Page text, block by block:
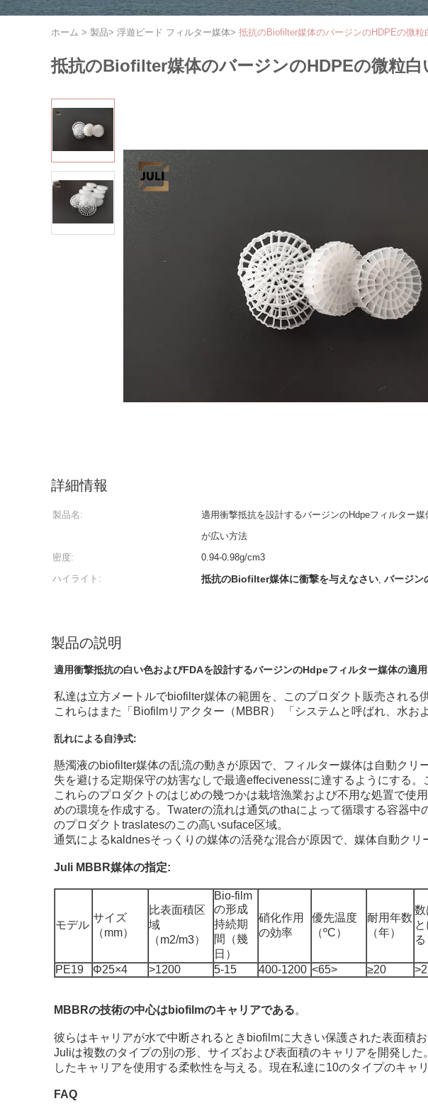
ホーム > 製品> 浮遊ビード フィルター媒体> 抵抗のBiofilter媒体のバージンのHDPEの微
抵抗のBiofilter媒体のバージンのHDPEの微粒
詳細情報
製品名:
適用衝撃抵抗を設計するバージンのHdpeフィルター媒
が広い方法
密度: 0.94-0.98g/cm3
ハイライト:
抵抗のBiofilter媒体に衝撃を与えなさい, バージン
製品の説明
適用衝撃抵抗の白い色およびFDAを設計するバージンのHdpeフィルター媒体の適
私達は立方メートルでbiofilter媒体の範囲を、このプロダクト販売される
これらはまた「Biofilmリアクター（MBBR） 「システムと呼ばれ、水お
乱れによる自浄式:
懸濁液のbiofilter媒体の乱流の動きが原因で、フィルター媒体は自動ク
失を避ける定期保守の妨害なしで最適effecivenessに達するようにする
これらのプロダクトのはじめの幾つかは栽培漁業および不用な処置で使
めの環境を作成する。Twaterの流れは通気のthaによって循環する容器
のプロダクトtraslatesのこの高いsuface区域。
通気によるkaldnesそっくりの媒体の活発な混合が原因で、媒体自動ク
Juli MBBR媒体の指定:
モデル
サイズ
（mm）
比表面積区
域
（m2/m3）
Bio-film
の形成
持続期
間（幾
日）
硝化作用
の効率
優先温度
（ºC）
耐用年数
（年）
数
る
PE19 Φ25×4 >1200 5-15 400-1200 <65> ≥20
MBBRの技術の中心はbiofilmのキャリアである。
彼らはキャリアが水で中断されるときbiofilmに大きい保護された表面積
Juliは複数のタイプの別の形、サイズおよび表面積のキャリアを開発し
したキャリアを使用する柔軟性を与える。現在私達に10のタイプのキャ
FAQ